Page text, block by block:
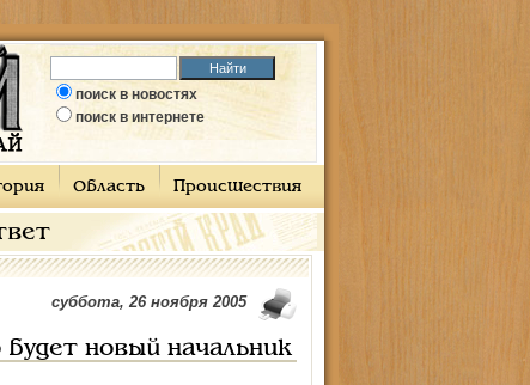
поиск в новостях
поиск в интернете
Область Происшествия
суббота, 26 ноября 2005
новый начальник